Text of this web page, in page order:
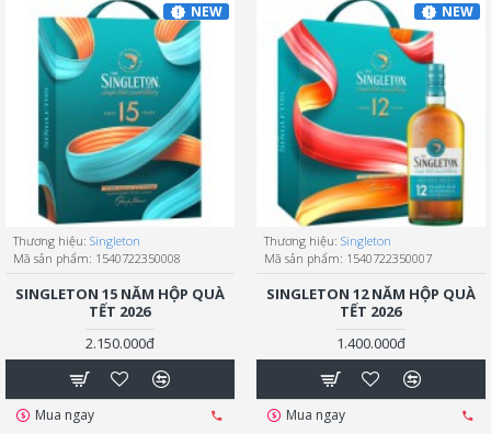
NEW
Thương hiệu: Singleton
Mã sản phẩm: 1540722350008
SINGLETON 15 NĂM HỘP QUÀ
TẾT 2026
2.150.000đ
Mua ngay
NEW
Thương hiệu: Singleton
Mã sản phẩm: 1540722350007
SINGLETON 12 NĂM HỘP QUÀ
TẾT 2026
1.400.000đ
Mua ngay